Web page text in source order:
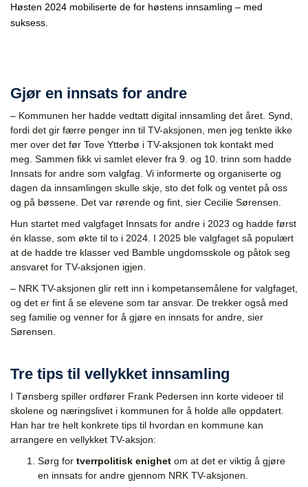
Høsten 2024 mobiliserte de for høstens innsamling – med
suksess.
Gjør en innsats for andre
– Kommunen her hadde vedtatt digital innsamling det året. Synd,
fordi det gir færre penger inn til TV-aksjonen, men jeg tenkte ikke
mer over det før Tove Ytterbø i TV-aksjonen tok kontakt med
meg. Sammen fikk vi samlet elever fra 9. og 10. trinn som hadde
Innsats for andre som valgfag. Vi informerte og organiserte og
dagen da innsamlingen skulle skje, sto det folk og ventet på oss
og på bøssene. Det var rørende og fint, sier Cecilie Sørensen.
Hun startet med valgfaget Innsats for andre i 2023 og hadde først
én klasse, som økte til to i 2024. I 2025 ble valgfaget så populært
at de hadde tre klasser ved Bamble ungdomsskole og påtok seg
ansvaret for TV-aksjonen igjen.
– NRK TV-aksjonen glir rett inn i kompetansemålene for valgfaget,
og det er fint å se elevene som tar ansvar. De trekker også med
seg familie og venner for å gjøre en innsats for andre, sier
Sørensen.
Tre tips til vellykket innsamling
I Tønsberg spiller ordfører Frank Pedersen inn korte videoer til
skolene og næringslivet i kommunen for å holde alle oppdatert.
Han har tre helt konkrete tips til hvordan en kommune kan
arrangere en vellykket TV-aksjon:
Sørg for tverrpolitisk enighet om at det er viktig å gjøre
en innsats for andre gjennom NRK TV-aksjonen.